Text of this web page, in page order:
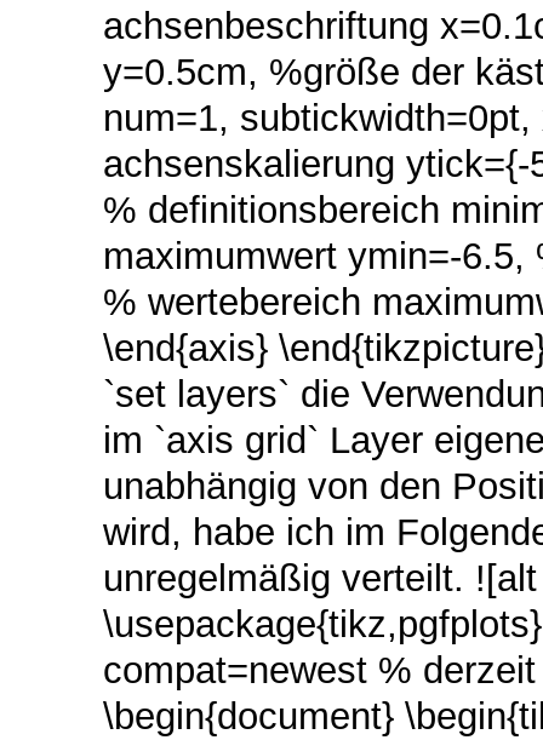
achsenbeschriftung
y=0.5cm, %größe der
num=1,
achsenskalierung
% definitionsbereich
maximumwert ymin=-
% wertebereich
\end{axis}
`set layers` die
im `axis grid` Layer
unabhängig von den
wird, habe ich im
unregelmäßig verteilt.
compat=newest %
\begin{document}